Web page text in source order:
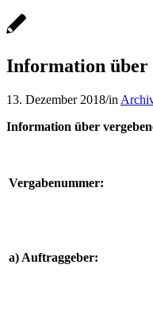
Information über
13. Dezember 2018/in
Information über
Vergabenummer:
a) Auftraggeber: